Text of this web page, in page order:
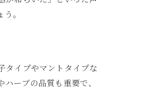
。
タイプやマントタイプな
ーブの品質も重要で、